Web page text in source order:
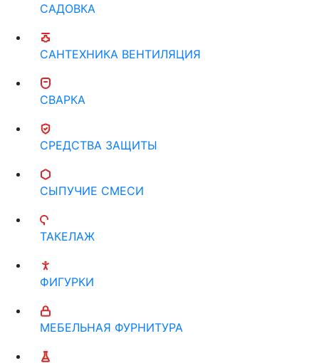
САДОВКА
САНТЕХНИКА ВЕНТИЛЯЦИЯ
СВАРКА
СРЕДСТВА ЗАЩИТЫ
СЫПУЧИЕ СМЕСИ
ТАКЕЛАЖ
ФИГУРКИ
МЕБЕЛЬНАЯ ФУРНИТУРА